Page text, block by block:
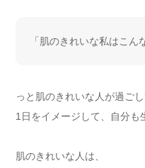
「肌のきれいな私はこん
っと肌のきれいな人が過ご
1日をイメージして、自分も
肌のきれいな人は、